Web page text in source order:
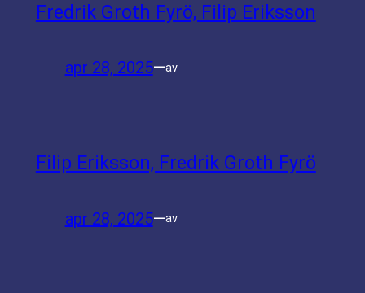
Fredrik Groth Fyrö, Filip Eriksson
apr 28, 2025—av
Filip Eriksson, Fredrik Groth Fyrö
apr 28, 2025—av